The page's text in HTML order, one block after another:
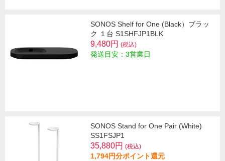
SONOS Shelf for One (Black）ブラッ
ク １台 S1SHFJP1BLK
9,480円 (税込)
発送目安：3営業日
SONOS Stand for One Pair (White)
SS1FSJP1
35,880円 (税込)
1,794円分ポイント還元